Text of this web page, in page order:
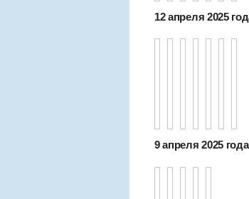
12 апреля 2025
9 апреля 2025